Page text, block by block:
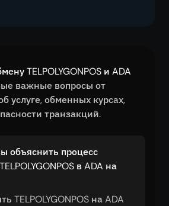
TELPOLYGONPOS и ADA
важные вопросы от
услуге, обменных курсах,
транзакций.
объяснить процесс
в ADA на
TELPOLYGONPOS на ADA